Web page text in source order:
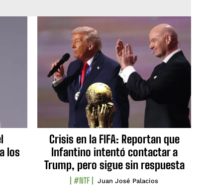
los
Crisis en la FIFA: Reportan que
Infantino intentó contactar a
Trump, pero sigue sin respuesta
#NTF Juan José Palacios